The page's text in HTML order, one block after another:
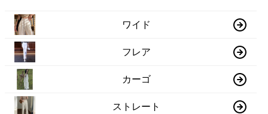
ワイド
フレア
カーゴ
ストレート